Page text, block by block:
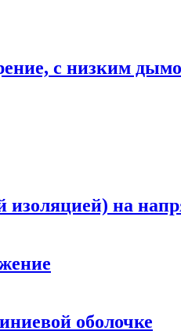
с низким
изоляцией) на
оболочке